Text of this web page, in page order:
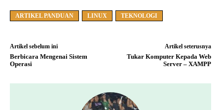
ARTIKEL PANDUAN LINUX TEKNOLOGI
Artikel sebelum ini
Berbicara Mengenai Sistem
Operasi
Artikel seterusnya
Tukar Komputer Kepada Web
Server – XAMPP